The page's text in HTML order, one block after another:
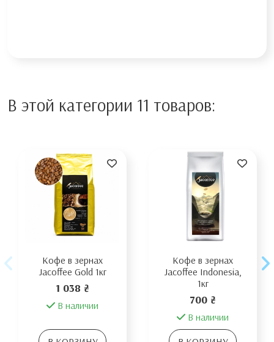
В этой категории 11 товаров:
Кофе в зернах
Jacoffee Gold 1кг
1 038 ₴
В наличии
Кофе в зернах
Jacoffee Indonesia,
1кг
700 ₴
В наличии